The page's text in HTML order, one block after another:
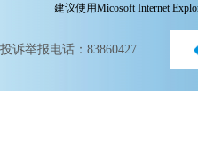
建议使用Micosoft Internet
投诉举报电话：83860427